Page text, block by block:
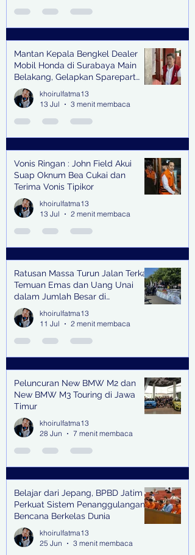
Mantan Kepala Bengkel Dealer
Mobil Honda di Surabaya Main
Belakang, Gelapkan Sparepart
Senilai Rp 1,9 Miliar
khoirulfatma13
13 Jul
3 menit membaca
Vonis Ringan : John Field Akui
Suap Oknum Bea Cukai dan
Terima Vonis Tipikor
khoirulfatma13
13 Jul
2 menit membaca
Ratusan Massa Turun Jalan Terkait
Temuan Emas dan Uang Unai
dalam Jumlah Besar di
Lingkungan Jampidsus Kejaksaan
Agung RI di Jakarta
khoirulfatma13
11 Jul
2 menit membaca
Peluncuran New BMW M2 dan
New BMW M3 Touring di Jawa
Timur
khoirulfatma13
28 Jun
7 menit membaca
Belajar dari Jepang, BPBD Jatim
Perkuat Sistem Penanggulangan
Bencana Berkelas Dunia
khoirulfatma13
25 Jun
3 menit membaca